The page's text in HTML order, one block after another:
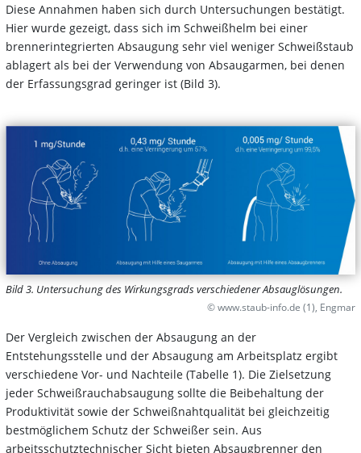
Diese Annahmen haben sich durch Untersuchungen bestätigt.
Hier wurde gezeigt, dass sich im Schweißhelm bei einer
brennerintegrierten Absaugung sehr viel weniger Schweißstaub
ablagert als bei der Verwendung von Absaugarmen, bei denen
der Erfassungsgrad geringer ist (Bild 3).
Bild 3. Untersuchung des Wirkungsgrads verschiedener Absauglösungen.
© www.staub-info.de (1), Engmar
Der Vergleich zwischen der Absaugung an der
Entstehungsstelle und der Absaugung am Arbeitsplatz ergibt
verschiedene Vor- und Nachteile (Tabelle 1). Die Zielsetzung
jeder Schweißrauchabsaugung sollte die Beibehaltung der
Produktivität sowie der Schweißnahtqualität bei gleichzeitig
bestmöglichem Schutz der Schweißer sein. Aus
arbeitsschutztechnischer Sicht bieten Absaugbrenner den